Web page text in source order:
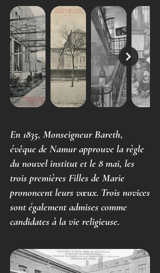
En 1835, Monseigneur Bareth,
évêque de Namur approuve la règle
du nouvel institut et le 8 mai, les
trois premières Filles de Marie
prononcent leurs vœux. Trois novices
sont également admises comme
candidates à la vie religieuse.